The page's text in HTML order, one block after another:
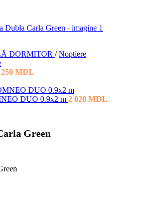
DORMITOR / Noptiere
MDL
DUO 0.9x2 m 2 020 MDL
Green
Carla Green